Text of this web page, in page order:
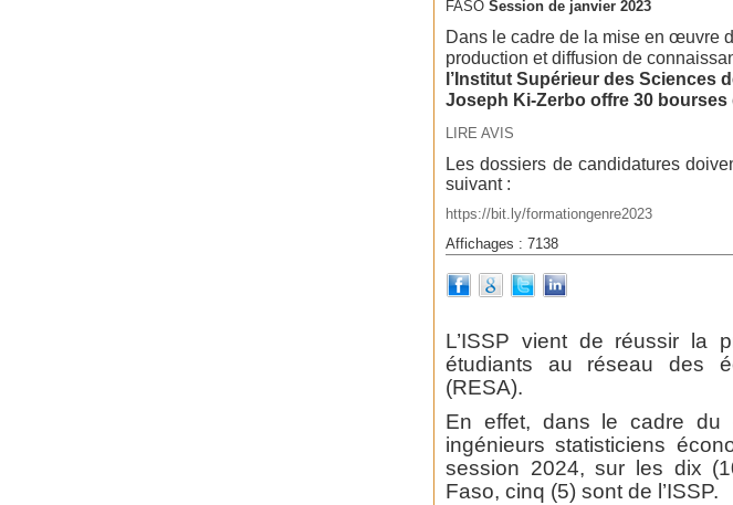
FASO Session de janvier 2023
Dans le cadre de la mise en œuvre
production et diffusion de
l’Institut Supérieur des Sciences
Joseph Ki-Zerbo offre 30
LIRE AVIS
Les dossiers de candidatures
suivant :
https://bit.ly/formationgenre2023
Affichages : 7138
L’ISSP vient de réussir la
étudiants au réseau des
(RESA).
En effet, dans le cadre du
ingénieurs statisticiens
session 2024, sur les dix
Faso, cinq (5) sont de l’ISSP.